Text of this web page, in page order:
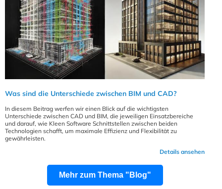
Was sind die Unterschiede zwischen BIM und CAD?
In diesem Beitrag werfen wir einen Blick auf die wichtigsten
Unterschiede zwischen CAD und BIM, die jeweiligen Einsatzbereiche
und darauf, wie Kleen Software Schnittstellen zwischen beiden
Technologien schafft, um maximale Effizienz und Flexibilität zu
gewährleisten.
Details ansehen
Mehr zum Thema "Blog"